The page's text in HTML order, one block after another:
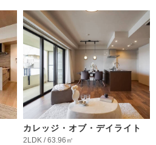
カレッジ・オブ・デイライト
2LDK / 63.96㎡